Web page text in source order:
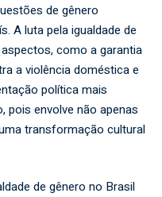
de gênero
A luta pela igualdade de
como a garantia
a violência doméstica e
política mais
pois envolve não apenas
transformação cultural
de gênero no Brasil